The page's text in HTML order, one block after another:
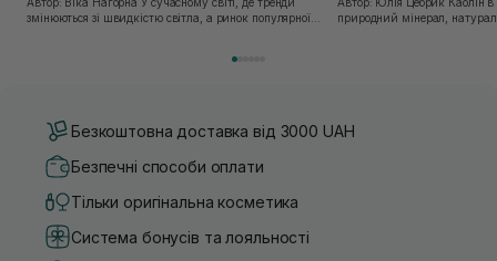
змінюються зі швидкістю світла, а ринок популярної
природний мінерал,
Безкоштовна доставка від 3000 UAH
Безпечні способи оплати
Тільки оригінальна косметика
Система бонусів та лояльності